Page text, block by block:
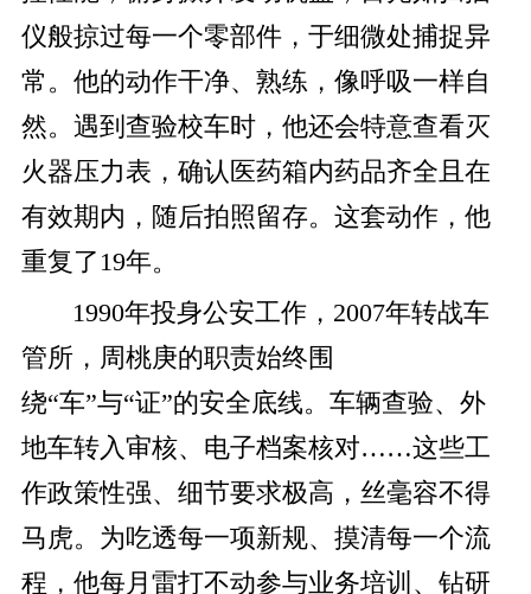
仪般掠过每一个零部件，于细微处捕捉异
常。他的动作干净、熟练，像呼吸一样自
然。遇到查验校车时，他还会特意查看灭
火器压力表，确认医药箱内药品齐全且在
有效期内，随后拍照留存。这套动作，他
重复了19年。
1990年投身公安工作，2007年转战车
管所，周桃庚的职责始终围
绕“车”与“证”的安全底线。车辆查验、外
地车转入审核、电子档案核对……这些工
作政策性强、细节要求极高，丝毫容不得
马虎。为吃透每一项新规、摸清每一个流
程，他每月雷打不动参与业务培训、钻研